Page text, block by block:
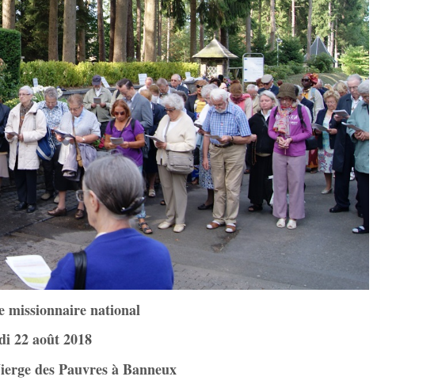
missionnaire national
22 août 2018
des Pauvres à Banneux